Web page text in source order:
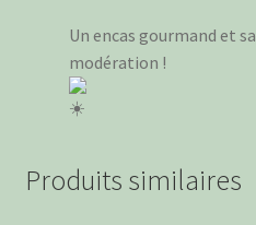
Un encas gourmand et
modération !
Produits similaires